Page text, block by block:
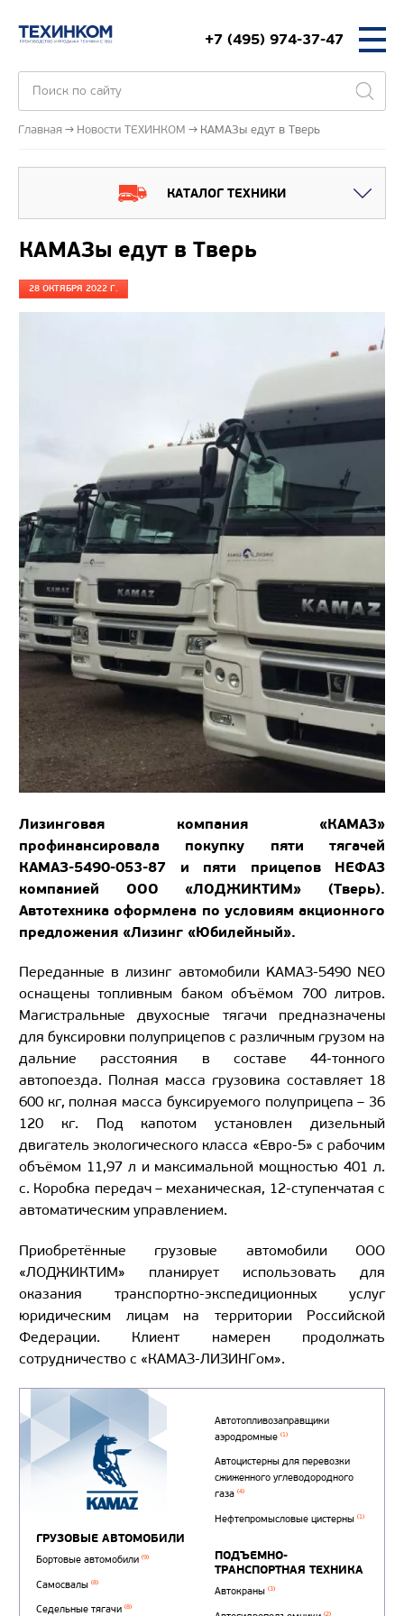
+7 (495) 974-37-47
Главная Новости ТЕХИНКОМ КАМАЗы едут в Тверь
КАТАЛОГ ТЕХНИКИ
КАМАЗы едут в Тверь
28 ОКТЯБРЯ 2022 Г.
Лизинговая компания «КАМАЗ»
профинансировала покупку пяти тягачей
КАМАЗ-5490-053-87 и пяти прицепов НЕФАЗ
компанией ООО «ЛОДЖИКТИМ» (Тверь).
Автотехника оформлена по условиям акционного
предложения «Лизинг «Юбилейный».
Переданные в лизинг автомобили KAMAЗ-5490 NEO
оснащены топливным баком объёмом 700 литров.
Магистральные двухосные тягачи предназначены
для буксировки полуприцепов с различным грузом на
дальние расстояния в составе 44-тонного
автопоезда. Полная масса грузовика составляет 18
600 кг, полная масса буксируемого полуприцепа – 36
120 кг. Под капотом установлен дизельный
двигатель экологического класса «Евро-5» с рабочим
объёмом 11,97 л и максимальной мощностью 401 л.
с. Коробка передач – механическая, 12-ступенчатая с
автоматическим управлением.
Приобретённые грузовые автомобили ООО
«ЛОДЖИКТИМ» планирует использовать для
оказания транспортно-экспедиционных услуг
юридическим лицам на территории Российской
Федерации. Клиент намерен продолжать
сотрудничество с «КАМАЗ-ЛИЗИНГом».